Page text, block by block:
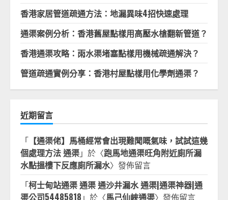
香港家居管道疏通方法：地漏異味4招快速處理
通渠案例分析：香港舊屋點樣用高壓水槍翻新管道？
香港通渠攻略：雨水渠堵塞點樣用機械疏通解決？
管道疏通實例分享：香港村屋點樣用化學劑通渠？
近期留言
「 【通渠佬】馬桶經常會出現難聞嘅氣味，試試這幾
個處理方法 通渠」於〈跑馬地通渠旺角附近廁所漏
水點搵樓下反應廁所漏水〉發佈留言
「柯士甸站通渠 通渠 通沙井漏水 通渠|通渠神器|通
渠公司54485818 」於〈馬己仙峽通渠〉發佈留言